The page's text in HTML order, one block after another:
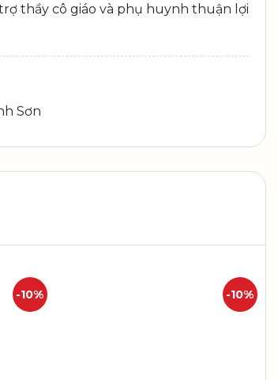
thầy cô giáo và phụ huynh thuận lợi
Sơn
-10% -10%